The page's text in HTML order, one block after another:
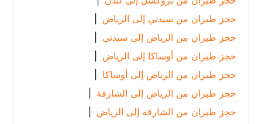
حجز طيران من سيدني إلى الرياض
|
حجز طيران من الرياض إلى سيدني |
حجز طيران من أوساكا إلى الرياض
|
حجز طيران من الرياض إلى أوساكا |
حجز طيران من الرياض إلى الشارقة |
حجز طيران من الشارقة إلى الرياض
|